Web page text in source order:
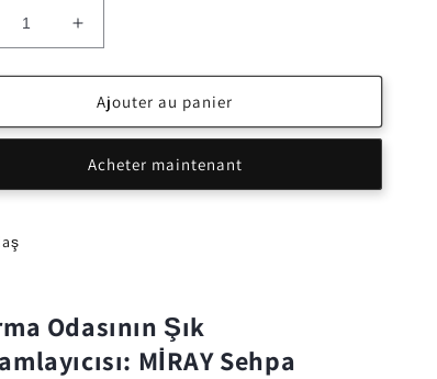
Augmenter
la
quantité
de
Yuvarlak
Zigon
Sehpa
Ajouter au panier
Acheter maintenant
Odasının Şık
MİRAY Sehpa